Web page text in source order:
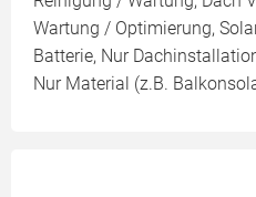
Wartung / Optimierung,
Batterie, Nur
Nur Material (z.B.